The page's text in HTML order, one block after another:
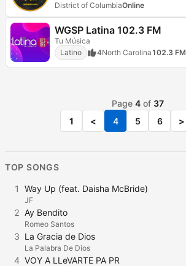
District of ColumbiaOnline
WGSP Latina 102.3 FM
Tu Música
Latino
4North Carolina102.3 FM
Page 4of 37
1
< 4 5 6 >
TOP SONGS
1 Way Up (feat. Daisha McBride)
JF
2 Ay Bendito
Romeo Santos
3 La Gracia de Dios
La Palabra De Dios
4 VOY A LLeVARTE PA PR